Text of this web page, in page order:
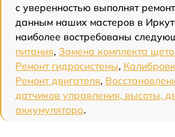
с уверенностью выполнят
данным наших мастеров в
наиболее востребованы
питания, Замена комплекта
Ремонт гидросистемы,
Ремонт двигателя,
датчиков управления, высоты,
аккумулятора.